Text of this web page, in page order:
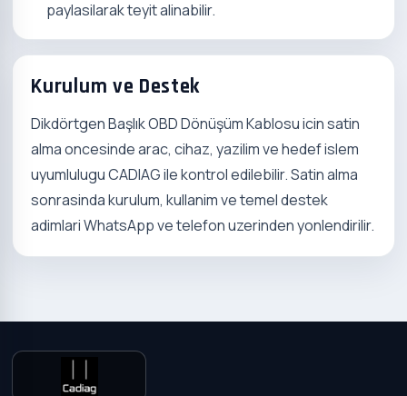
paylasilarak teyit alinabilir.
Kurulum ve Destek
Dikdörtgen Başlık OBD Dönüşüm Kablosu icin satin
alma oncesinde arac, cihaz, yazilim ve hedef islem
uyumlulugu CADIAG ile kontrol edilebilir. Satin alma
sonrasinda kurulum, kullanim ve temel destek
adimlari WhatsApp ve telefon uzerinden yonlendirilir.